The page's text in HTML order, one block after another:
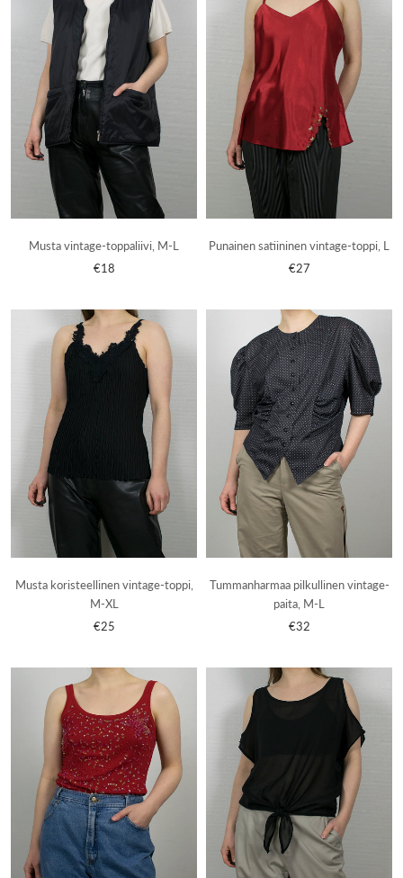
Musta vintage-toppaliivi, M-L
€18
Punainen satiininen vintage-toppi, L
€27
Musta koristeellinen vintage-toppi,
M-XL
€25
Tummanharmaa pilkullinen vintage-
paita, M-L
€32